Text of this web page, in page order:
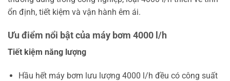
ổn định, tiết kiệm và vận hành êm ái.
Ưu điểm nổi bật của máy bơm 4000 l/h
Tiết kiệm năng lượng
Hầu hết máy bơm lưu lượng 4000 l/h đều có công suất